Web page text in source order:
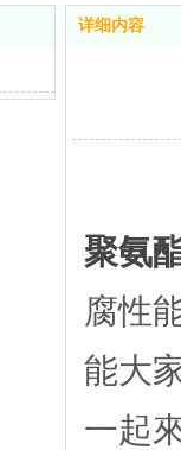
详细内容
聚氨
腐性
能大
一起